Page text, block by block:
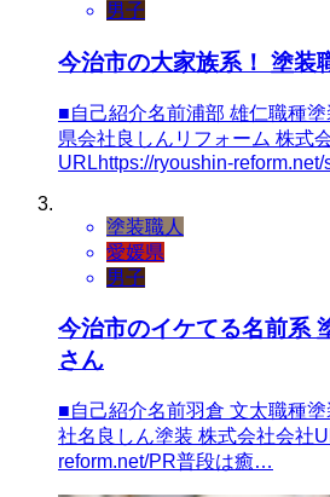
男子
今治市の大家族系！ 塗装
■自己紹介名前浦部 雄仁職種
県会社良しんリフォーム 株式
URLhttps://ryoushin-
塗装職人
愛媛県
男子
今治市のイケてる名前系
さん
■自己紹介名前羽倉 文太職種
社名良しん塗装 株式会社会社
reform.net/PR普段は癒…